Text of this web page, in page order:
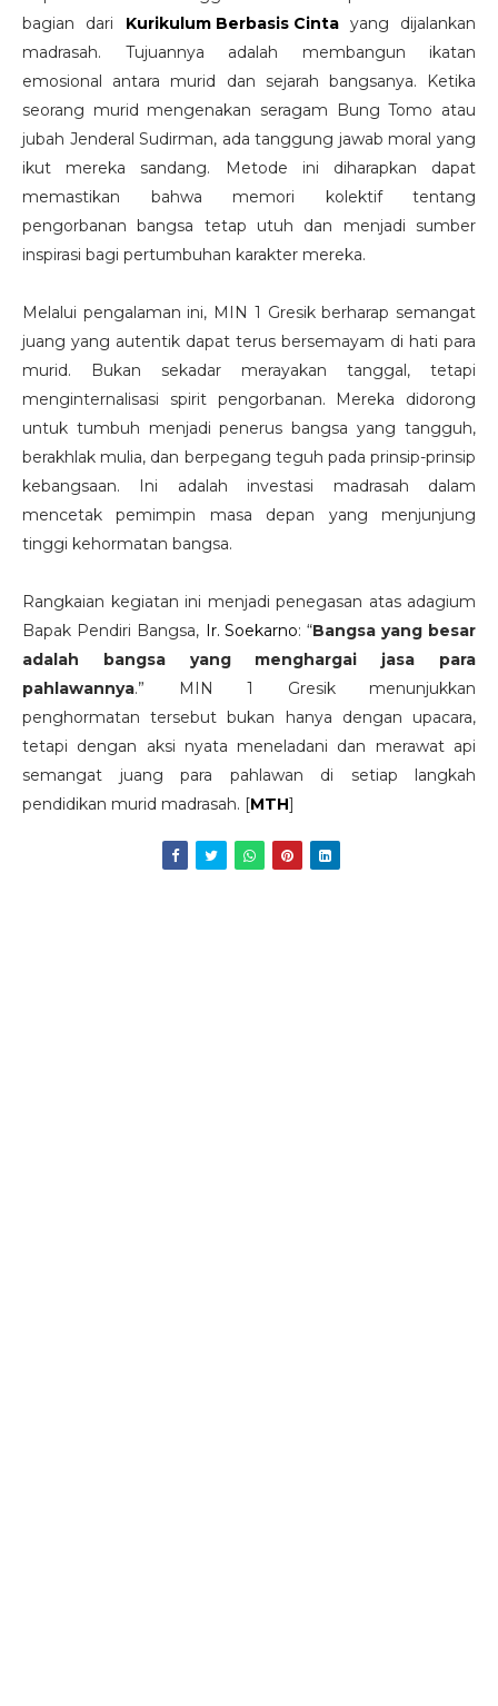
bagian dari Kurikulum Berbasis Cintayang dijalankan
madrasah. Tujuannya adalah membangun ikatan
emosional antara murid dan sejarah bangsanya. Ketika
seorang murid mengenakan seragam Bung Tomo atau
jubah Jenderal Sudirman, ada tanggung jawab moral yang
ikut mereka sandang. Metode ini diharapkan dapat
memastikan bahwa memori kolektif tentang
pengorbanan bangsa tetap utuh dan menjadi sumber
inspirasi bagi pertumbuhan karakter mereka.
Melalui pengalaman ini, MIN 1 Gresik berharap semangat
juang yang autentik dapat terus bersemayam di hati para
murid. Bukan sekadar merayakan tanggal, tetapi
menginternalisasi spirit pengorbanan. Mereka didorong
untuk tumbuh menjadi penerus bangsa yang tangguh,
berakhlak mulia, dan berpegang teguh pada prinsip-prinsip
kebangsaan. Ini adalah investasi madrasah dalam
mencetak pemimpin masa depan yang menjunjung
tinggi kehormatan bangsa.
Rangkaian kegiatan ini menjadi penegasan atas adagium
Bapak Pendiri Bangsa, Ir. Soekarno: “Bangsa yang besar
adalah bangsa yang menghargai jasa para
pahlawannya.” MIN 1 Gresik menunjukkan
penghormatan tersebut bukan hanya dengan upacara,
tetapi dengan aksi nyata meneladani dan merawat api
semangat juang para pahlawan di setiap langkah
pendidikan murid madrasah. [MTH]